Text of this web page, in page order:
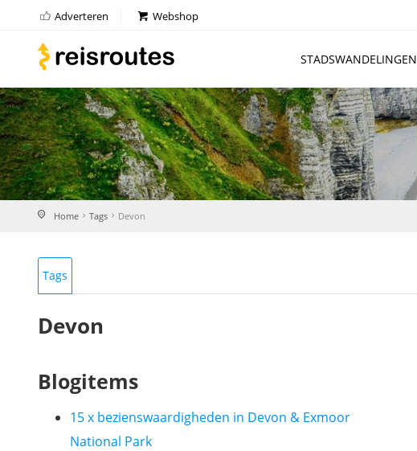
Adverteren Webshop
STADSWANDELINGEN
Home Tags Devon
Tags
Devon
Blogitems
15 x bezienswaardigheden in Devon & Exmoor
National Park